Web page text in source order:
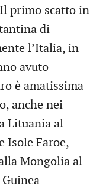
primo scatto in
di
l’Italia, in
avuto
è amatissima
anche nei
Lituania al
Isole Faroe,
Mongolia al